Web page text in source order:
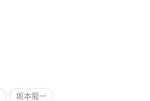
坂本龍一